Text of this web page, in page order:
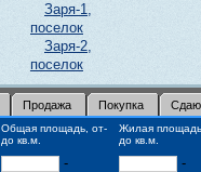
Заря-1,
поселок
Заря-2,
поселок
Продажа Покупка Сдаю
Общая площадь, от-
до кв.м.
Жилая
до кв.м.
- -